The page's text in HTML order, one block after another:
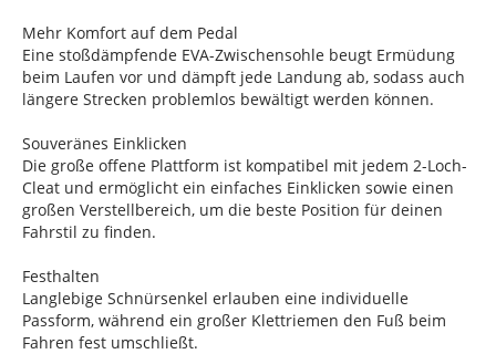
Mehr Komfort auf dem Pedal
Eine stoßdämpfende EVA-Zwischensohle beugt Ermüdung
beim Laufen vor und dämpft jede Landung ab, sodass auch
längere Strecken problemlos bewältigt werden können.
Souveränes Einklicken
Die große offene Plattform ist kompatibel mit jedem 2-Loch-
Cleat und ermöglicht ein einfaches Einklicken sowie einen
großen Verstellbereich, um die beste Position für deinen
Fahrstil zu finden.
Festhalten
Langlebige Schnürsenkel erlauben eine individuelle
Passform, während ein großer Klettriemen den Fuß beim
Fahren fest umschließt.